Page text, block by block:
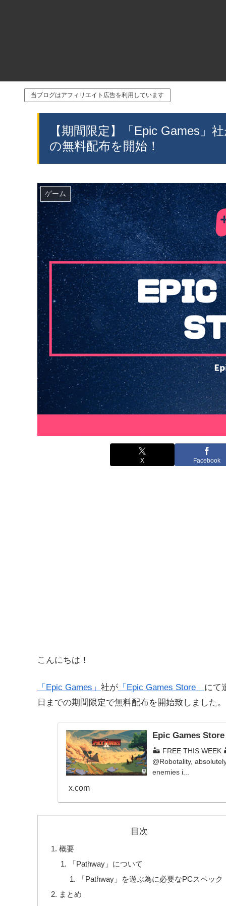
当ブログはアフィリエイト広告を利用しています
【期間限定】「Epic Games」
の無料配布を開始！
ゲーム
X Facebook
こんにちは！
「Epic Games」 社が 「Epic Games Store」 にて
日までの期間限定で無料配布を開始致しました。
Epic Games
🏜️ FREE THIS WEEK
@Robotality,
enemies i...
x.com
目次
概要
「Pathway」について
「Pathway」を遊ぶ為に必要なPCスペック
まとめ